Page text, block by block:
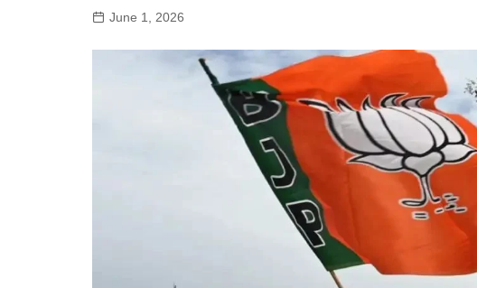
लखनऊ
सोनभद्र
June 1, 2026